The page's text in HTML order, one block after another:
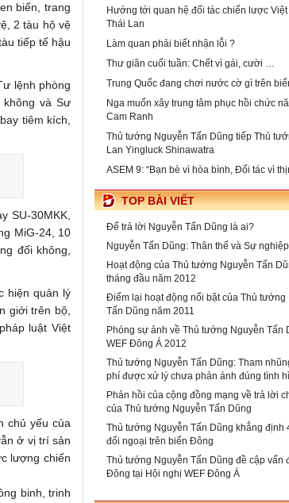
biển, trang
2 tàu hộ vệ
tiếp tế hậu
lệnh phòng
không và Sư
tiêm kích,
SU-30MKK,
MiG-24, 10
đối không,
hiện quản lý
giới trên bộ,
luật Việt
chủ yếu của
ở vị trí sản
lượng chiến
binh, trinh
Hướng tới quan hệ đối tác chiến lược Việt
Thái Lan
Làm quan phải biết nhận lỗi ?
Thư giãn cuối tuần: Chết vì gái, cười …
Trung Quốc đang chơi nước cờ gì trên
Nga muốn xây trung tâm phục hồi chức
Cam Ranh
Thủ tướng Nguyễn Tấn Dũng tiếp Thủ
Lan Yingluck Shinawatra
ASEM 9: “Bạn bè vì hòa bình, Đối tác vì
TOP BÀI VIẾT
Để trả lời Nguyễn Tấn Dũng là ai?
Nguyễn Tấn Dũng: Thân thế và Sự nghiệp
Hoạt động của Thủ tướng Nguyễn Tấn
tháng đầu năm 2012
Điểm lại hoạt động nổi bật của Thủ tướng
Tấn Dũng năm 2011
Phóng sự ảnh về Thủ tướng Nguyễn Tấn
WEF Đông Á 2012
Thủ tướng Nguyễn Tấn Dũng: Tham
phí được xử lý chưa phản ánh đúng tình
Phản hồi của cộng đồng mạng về trả lời
của Thủ tướng Nguyễn Tấn Dũng
Thủ tướng Nguyễn Tấn Dũng khẳng định
đối ngoại trên biển Đông
Thủ tướng Nguyễn Tấn Dũng đề cập vấn
Đông tại Hội nghị WEF Đông Á